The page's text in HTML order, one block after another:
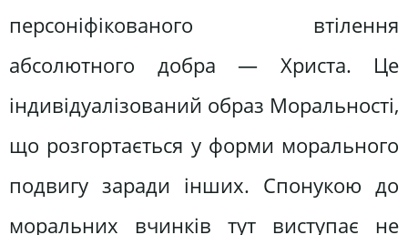
персоніфікованого втілення
абсолютного добра — Христа. Це
індивідуалізований образ Моральності,
що розгортається у форми морального
подвигу заради інших. Спонукою до
моральних вчинків тут виступає не